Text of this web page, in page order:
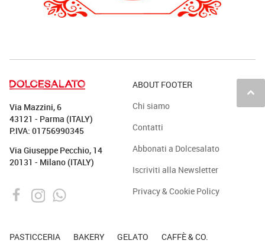
keyboard_arrow_up
Via Mazzini, 6
43121 - Parma (ITALY)
P.IVA: 01756990345
Via Giuseppe Pecchio, 14
20131 - Milano (ITALY)
ABOUT FOOTER
Chi siamo
Contatti
Abbonati a Dolcesalato
Iscriviti alla Newsletter
Privacy & Cookie Policy
PASTICCERIA BAKERY GELATO CAFFÈ & CO.